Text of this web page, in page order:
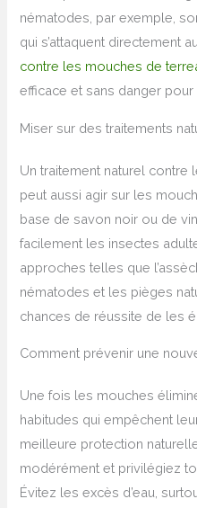
nématodes, par exemple,
qui s’attaquent directement
contre les mouches de
efficace et sans danger pour
Miser sur des traitements
Un traitement naturel contre
peut aussi agir sur les
base de savon noir ou de
facilement les insectes
approches telles que
nématodes et les pièges
chances de réussite de les
Comment prévenir une
Une fois les mouches
habitudes qui empêchent
meilleure protection
modérément et privilégiez
Évitez les excès d’eau,